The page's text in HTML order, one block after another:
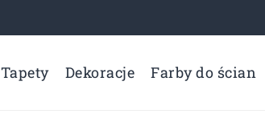
Tapety Dekoracje Farby do ścian